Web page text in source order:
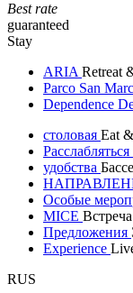
Best rate
guaranteed
Stay
ARIA Retreat
Parco San
Dependence
столовая Eat
Расслабляться
удобства
Особые
MICE
Предложения
Experience
RUS